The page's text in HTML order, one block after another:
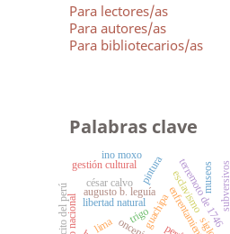
Para lectores/as
Para autores/as
Para bibliotecarios/as
Palabras clave
guachipaesclavismo
libertad natural
augusto b. leguía
ejército del perú lima terremoto de 1746
pintura
trigo
subversivos
gestión cultural museos
césar calvo
ino moxo